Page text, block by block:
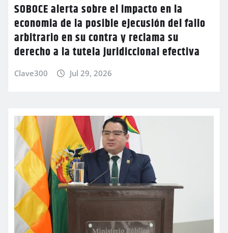
SOBOCE alerta sobre el impacto en la
economia de la posible ejecusión del fallo
arbitrario en su contra y reclama su
derecho a la tutela juridiccional efectiva
Clave300 Jul 29, 2026